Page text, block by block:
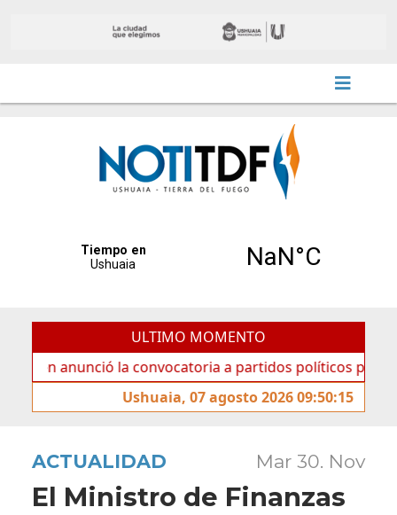
ULTIMO MOMENTO
anunció la convocatoria a partidos políticos por «ficha
Ushuaia, 07 agosto 2026 09:50:15
ACTUALIDAD Mar 30. Nov
El Ministro de Finanzas